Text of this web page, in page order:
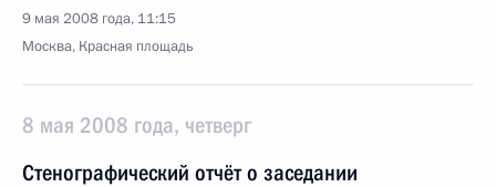
9 мая 2008 года, 11:15
Москва, Красная площадь
8 мая 2008 года, четверг
Стенографический отчёт о заседании